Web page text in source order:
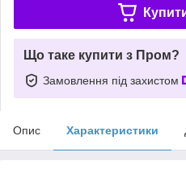
Що таке купити з Пром?
Замовлення під захистом
Опис Характеристики